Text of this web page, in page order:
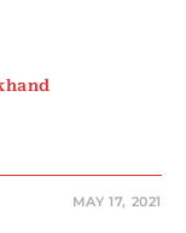
MAY 17, 2021